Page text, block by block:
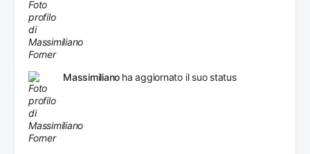
Massimiliano ha aggiornato il suo status